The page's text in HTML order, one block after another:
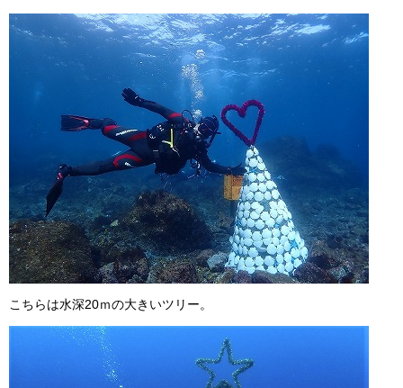
こちらは水深20ｍの大きいツリー。